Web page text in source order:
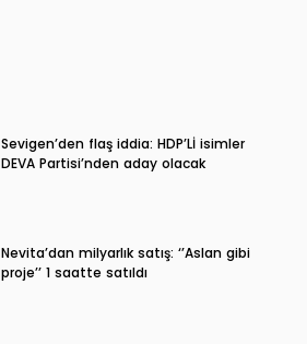
Sevigen’den flaş iddia: HDP’Lİ isimler
DEVA Partisi’nden aday olacak
Nevita’dan milyarlık satış: ‘’Aslan gibi
proje’’ 1 saatte satıldı